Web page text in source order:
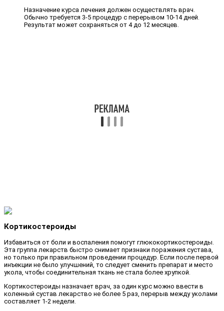
Назначение курса лечения должен осуществлять врач.
Обычно требуется 3-5 процедур с перерывом 10-14 дней.
Результат может сохраняться от 4 до 12 месяцев.
Кортикостероиды
Избавиться от боли и воспаления помогут глюкокортикостероиды.
Эта группа лекарств быстро снимает признаки поражения сустава,
но только при правильном проведении процедур. Если после первой
инъекции не было улучшений, то следует сменить препарат и место
укола, чтобы соединительная ткань не стала более хрупкой.
Кортикостероиды назначает врач, за один курс можно ввести в
коленный сустав лекарство не более 5 раз, перерыв между уколами
составляет 1-2 недели.